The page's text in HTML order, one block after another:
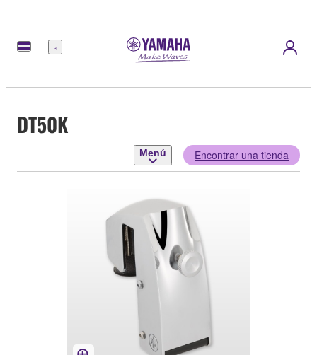
Menú
DT50K
Menú Encontrar una tienda